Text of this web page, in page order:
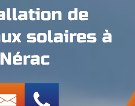
de
solaires à
Nérac